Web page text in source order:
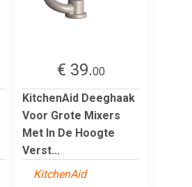
€ 39.00
KitchenAid Deeghaak
Voor Grote Mixers
Met In De Hoogte
Verst...
KitchenAid